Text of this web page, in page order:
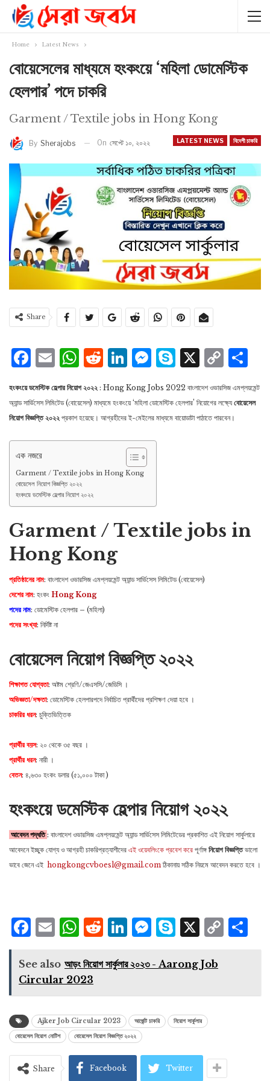
Home Latest News
বোয়েসেলের মাধ্যমে হংকংয়ে ‘মহিলা ডোমেস্টিক
হেলপার’ পদে চাকরি
Garment / Textile jobs in Hong Kong
LATEST NEWS বিদেশী চাকরি
By Sherajobs On সেপ্টে ১০, ২০২২
Share
Facebook
Email
WhatsApp
Reddit
LinkedIn
Messenger
Skype
X
হংকংয়ে ডমেস্টিক হেল্পার নিয়োগ ২০২২ : Hong Kong Jobs 2022 বাংলাদেশ ওভারসিজ এমপ্লয়মেন্ট
অ্যান্ড সার্ভিসেস লিমিটেড (বোয়েসেল) মাধ্যমে হংকংয়ে ‘মহিলা ডোমেস্টিক হেলপার’ নিয়োগের লক্ষ্যেবোয়েসেল
নিয়োগ বিজ্ঞপ্তি ২০২২ প্রকাশ হয়েছে। আগ্রহীদের ই-মেইলের মাধ্যমে বায়োডাটা পাঠাতে পারবেন।
এক নজরে
Garment / Textile jobs in Hong Kong
বোয়েসেল নিয়োগ বিজ্ঞপ্তি ২০২২
হংকংয়ে ডমেস্টিক হেল্পার নিয়োগ ২০২২
Garment / Textile jobs in
Hong Kong
প্রতিষ্ঠানের নাম: বাংলাদেশ ওভারসিজ এমপ্লয়মেন্ট অ্যান্ড সার্ভিসেস লিমিটেড (বোয়েসেল)
দেশের নাম: হংকং Hong Kong
পদের নাম: ডোমেস্টিক হেলপার – (মহিলা)
পদের সংখ্যা: নির্দিষ্ট না
বোয়েসেল নিয়োগ বিজ্ঞপ্তি ২০২২
শিক্ষাগত যোগ্যতা: অষ্টম শ্রেণি/জেএসসি/জেডিসি ।
অভিজ্ঞতা/দক্ষতা: ডোমেস্টিক হেলপারপদে নির্বাচিত প্রার্থীদের প্রশিক্ষণ দেয়া হবে ।
চাকরির ধরন: চুক্তিভিত্তিক
প্রার্থীর বয়স: ২০ থেকে ৩৫ বছর ।
প্রার্থীর ধরন: নারী ।
বেতন: ৪,৬৩০ হংকং ডলার (৫১,০০০ টাকা )
হংকংয়ে ডমেস্টিক হেল্পার নিয়োগ ২০২২
আবেদন পদ্ধতি : বাংলাদেশ ওভারসিজ এমপ্লয়মেন্ট অ্যান্ড সার্ভিসেস লিমিটেডের প্রকাশিত এই নিয়োগ সার্কুলারে
আবেদনে ইচ্ছুক যোগ্য ও আগ্রহী চাকরিপ্রত্যাশীদের এই ওয়েবলিংকে প্রবেশ করে পূর্ণাঙ্গ নিয়োগ বিজ্ঞপ্তিভালো
ভাবে জেনে এই hongkongcvboesl@gmail.com ঠিকানায় সঠিক নিয়মে আবেদন করতে হবে ।
Facebook
Email
WhatsApp
Reddit
LinkedIn
Messenger
Skype
X
See also আড়ং নিয়োগ সার্কুলার ২০২৩ - Aarong Job
Circular 2023
Ajker Job Circular 2023 আর্জেন্ট চাকরি
নিয়োগ সার্কুলার
বোয়েসেল নিয়োগ নোটিশ
বোয়েসেল নিয়োগ বিজ্ঞপ্তি ২০২২
Share Facebook Twitter